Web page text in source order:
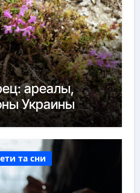
ареалы,
Украины
та сни